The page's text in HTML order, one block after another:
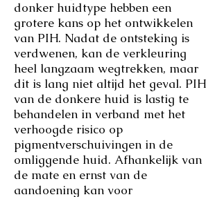
donker huidtype hebben een
grotere kans op het ontwikkelen
van PIH. Nadat de ontsteking is
verdwenen, kan de verkleuring
heel langzaam wegtrekken, maar
dit is lang niet altijd het geval. PIH
van de donkere huid is lastig te
behandelen in verband met het
verhoogde risico op
pigmentverschuivingen in de
omliggende huid. Afhankelijk van
de mate en ernst van de
aandoening kan voor